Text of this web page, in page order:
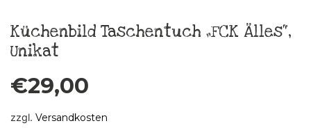
In den Warenkorb
Skatje Frida Sommerkleid Gr.38